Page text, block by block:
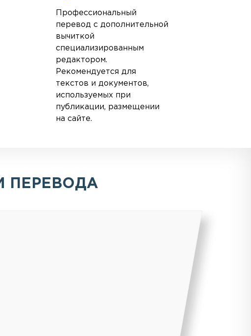
Профессиональный
перевод с дополнительной
вычиткой
специализированным
редактором.
Рекомендуется для
текстов и документов,
используемых при
публикации, размещении
на сайте.
ПЕРЕВОДА